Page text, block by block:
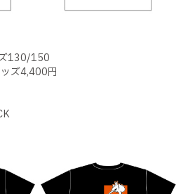
130/150
ズ4,400円